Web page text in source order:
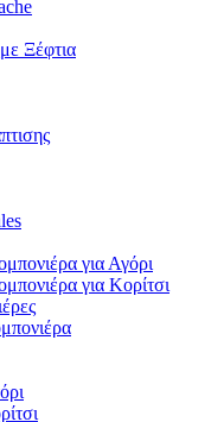
Ξέφτια
για Αγόρι
για Κορίτσι